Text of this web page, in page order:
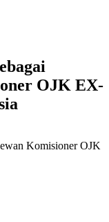
OJK EX-